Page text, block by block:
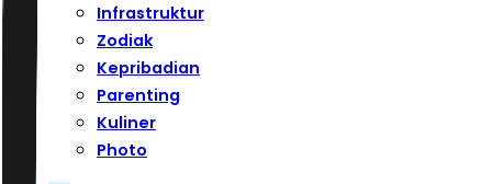
Infrastruktur
Zodiak
Kepribadian
Parenting
Kuliner
Photo